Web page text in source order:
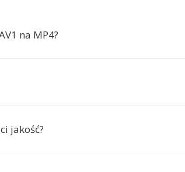
na MP4?
jakość?